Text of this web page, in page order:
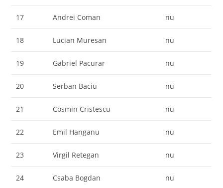
17 Andrei Coman nu
18 Lucian Muresan nu
19 Gabriel Pacurar nu
20 Serban Baciu nu
21 Cosmin Cristescu nu
22 Emil Hanganu nu
23 Virgil Retegan nu
24 Csaba Bogdan nu